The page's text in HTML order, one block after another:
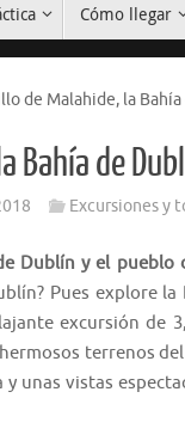
Cómo llegar
de Malahide, la
Bahía de
Excursiones y
Dublín y el pueblo
Pues explore
excursión de
terrenos
unas vistas